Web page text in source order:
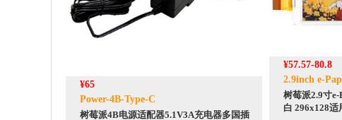
¥65
Power-4B-Type-C
树莓派4B电源适配器5.1V3A充电器多国插
¥57.57-80.8
2.9inch e-
树莓派2.9寸
白 296x128适